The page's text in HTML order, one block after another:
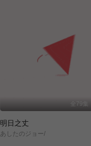
全79集
明日之丈
あしたのジョー/